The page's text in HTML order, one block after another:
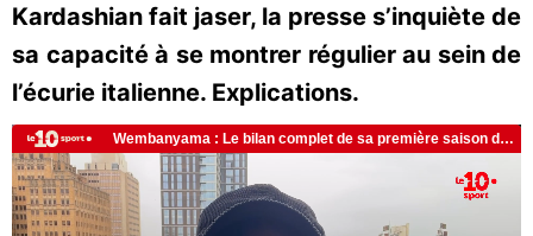
Kardashian fait jaser, la presse s’inquiète de
sa capacité à se montrer régulier au sein de
l’écurie italienne. Explications.